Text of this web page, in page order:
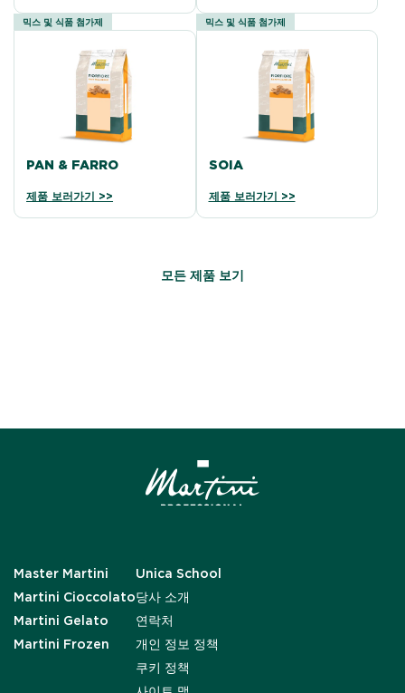
믹스 및 식품 첨가제
PAN & FARRO
제품 보러가기 >>
믹스 및 식품 첨가제
SOIA
제품 보러가기 >>
모든 제품 보기
Master Martini
Martini Cioccolato
Martini Gelato
Martini Frozen
Unica School
당사 소개
연락처
개인 정보 정책
쿠키 정책